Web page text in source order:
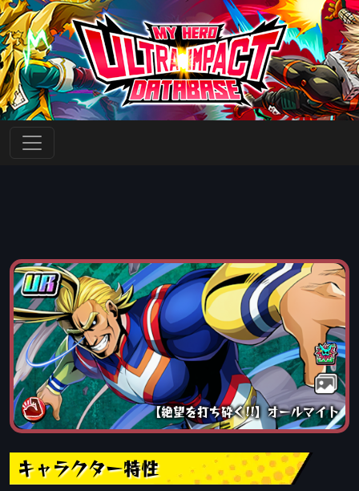
【絶望を打ち砕く!!】オールマイト
キャラクター特性